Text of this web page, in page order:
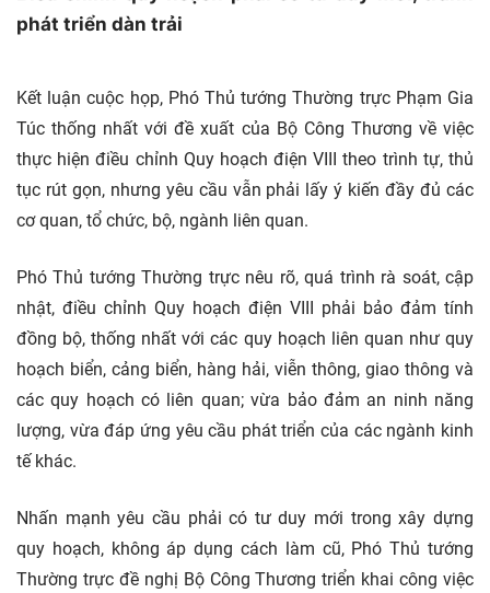
phát triển dàn trải
Kết luận cuộc họp, Phó Thủ tướng Thường trực Phạm Gia
Túc thống nhất với đề xuất của Bộ Công Thương về việc
thực hiện điều chỉnh Quy hoạch điện VIII theo trình tự, thủ
tục rút gọn, nhưng yêu cầu vẫn phải lấy ý kiến đầy đủ các
cơ quan, tổ chức, bộ, ngành liên quan.
Phó Thủ tướng Thường trực nêu rõ, quá trình rà soát, cập
nhật, điều chỉnh Quy hoạch điện VIII phải bảo đảm tính
đồng bộ, thống nhất với các quy hoạch liên quan như quy
hoạch biển, cảng biển, hàng hải, viễn thông, giao thông và
các quy hoạch có liên quan; vừa bảo đảm an ninh năng
lượng, vừa đáp ứng yêu cầu phát triển của các ngành kinh
tế khác.
Nhấn mạnh yêu cầu phải có tư duy mới trong xây dựng
quy hoạch, không áp dụng cách làm cũ, Phó Thủ tướng
Thường trực đề nghị Bộ Công Thương triển khai công việc